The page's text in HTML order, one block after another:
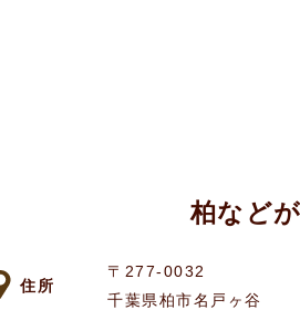
柏など
住所
〒277-0032
千葉県柏市名戸ヶ谷